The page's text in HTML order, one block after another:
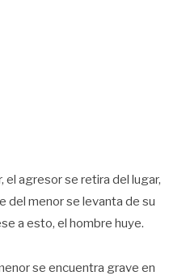
el agresor se retira del lugar,
del menor se levanta de su
a esto, el hombre huye.
se encuentra grave en